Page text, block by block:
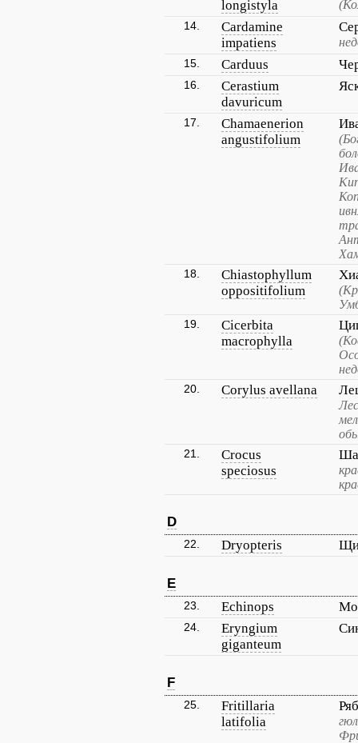
longistyla
14.
Cardamine
impatiens
15. Carduus
16.
Cerastium
davuricum
17.
Chamaenerion
angustifolium
18.
Chiastophyllum
oppositifolium
19.
Cicerbita
macrophylla
20. Corylus avellana
21.
Crocus
speciosus
D
22. Dryopteris
E
23. Echinops
24.
Eryngium
giganteum
F
25.
Fritillaria
latifolia